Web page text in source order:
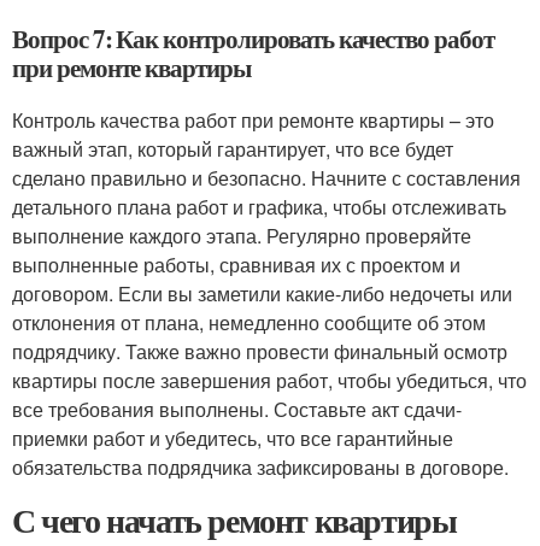
Вопрос 7: Как контролировать качество работ
при ремонте квартиры
Контроль качества работ при ремонте квартиры – это
важный этап, который гарантирует, что все будет
сделано правильно и безопасно. Начните с составления
детального плана работ и графика, чтобы отслеживать
выполнение каждого этапа. Регулярно проверяйте
выполненные работы, сравнивая их с проектом и
договором. Если вы заметили какие-либо недочеты или
отклонения от плана, немедленно сообщите об этом
подрядчику. Также важно провести финальный осмотр
квартиры после завершения работ, чтобы убедиться, что
все требования выполнены. Составьте акт сдачи-
приемки работ и убедитесь, что все гарантийные
обязательства подрядчика зафиксированы в договоре.
С чего начать ремонт квартиры